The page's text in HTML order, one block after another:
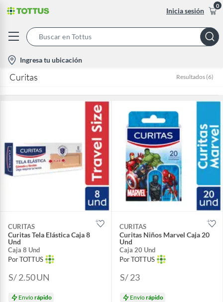
Inicia sesión
0
Bar
location-
icon
Ingresa tu ubicación
Curitas Resultados (6)
CURITAS
Curitas Tela Elástica Caja 8
Und
Caja 8 Und
Por TOTTUS
S/ 2.50UN
Envíorápido
CURITAS
Curitas Niños Marvel Caja 20
Und
Caja 20 Und
Por TOTTUS
S/ 23
Envíorápido